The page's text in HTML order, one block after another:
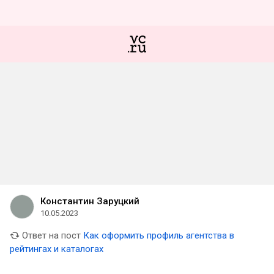
Константин Заруцкий
10.05.2023
Ответ на пост Как оформить профиль агентства в
рейтингах и каталогах